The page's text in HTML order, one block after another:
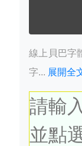
線上貝巴字
字... 展開全